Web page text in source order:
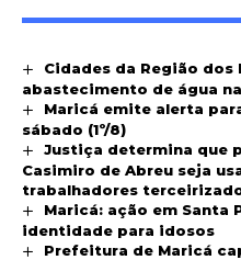
Cidades da Região dos
abastecimento de água
Maricá emite alerta
sábado (1º/8)
Justiça determina que
Casimiro de Abreu seja
trabalhadores
Maricá: ação em Santa
identidade para idosos
Prefeitura de Maricá